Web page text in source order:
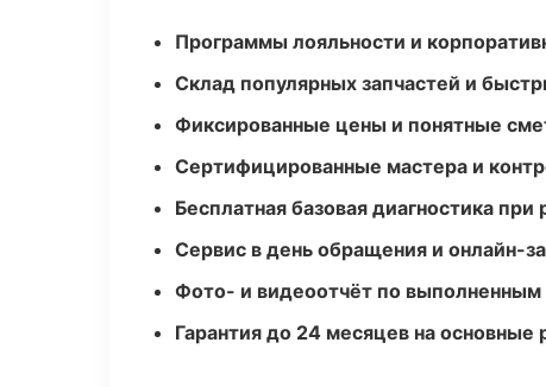
Программы лояльности и
Склад популярных запчастей и
Фиксированные цены и понятные
Сертифицированные мастера и
Бесплатная базовая диагностика при
Сервис в день обращения и онлайн-
Фото- и видеоотчёт по выполненным
Гарантия до 24 месяцев на основные